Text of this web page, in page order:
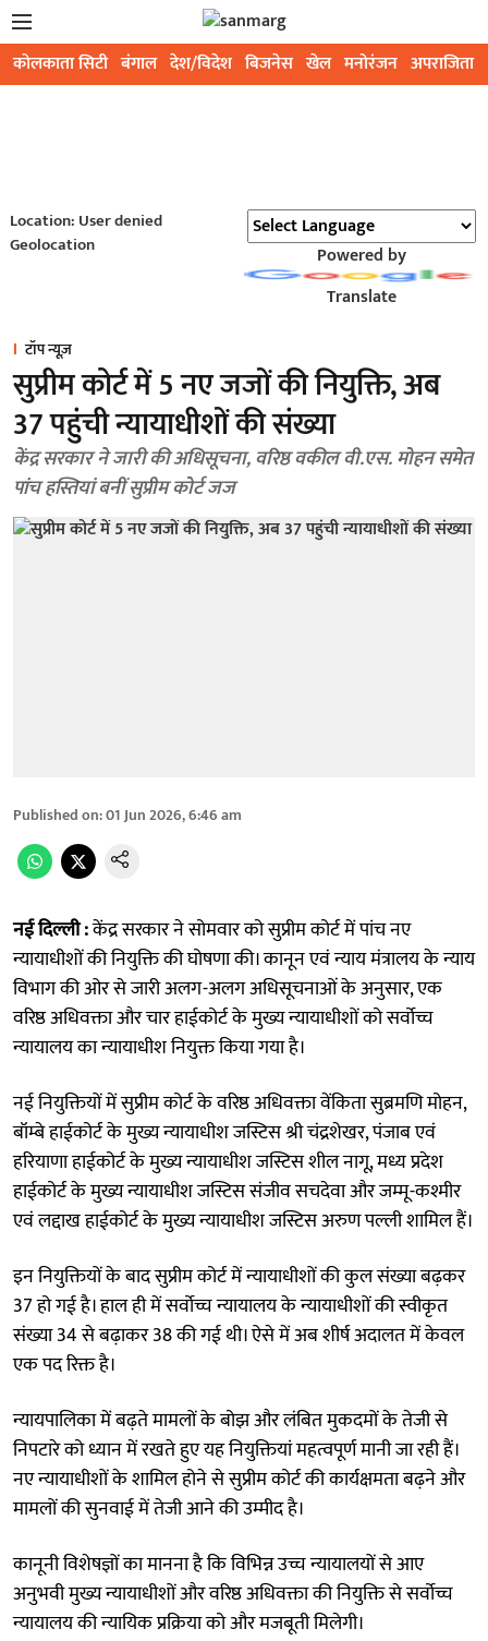
कोलकाता सिटी बंगाल देश/विदेश बिजनेस खेल मनोरंजन अपराजिता
Location: User denied
Geolocation
Powered by
Translate
टॉप न्यूज़
सुप्रीम कोर्ट में 5 नए जजों की नियुक्ति, अब
37 पहुंची न्यायाधीशों की संख्या
केंद्र सरकार ने जारी की अधिसूचना, वरिष्ठ वकील वी.एस. मोहन समेत
पांच हस्तियां बनीं सुप्रीम कोर्ट जज
Published on:01 Jun 2026, 6:46 am
नई दिल्ली :केंद्र सरकार ने सोमवार को सुप्रीम कोर्ट में पांच नए
न्यायाधीशों की नियुक्ति की घोषणा की। कानून एवं न्याय मंत्रालय के न्याय
विभाग की ओर से जारी अलग-अलग अधिसूचनाओं के अनुसार, एक
वरिष्ठ अधिवक्ता और चार हाईकोर्ट के मुख्य न्यायाधीशों को सर्वोच्च
न्यायालय का न्यायाधीश नियुक्त किया गया है।
नई नियुक्तियों में सुप्रीम कोर्ट के वरिष्ठ अधिवक्ता वेंकिता सुब्रमणि मोहन,
बॉम्बे हाईकोर्ट के मुख्य न्यायाधीश जस्टिस श्री चंद्रशेखर, पंजाब एवं
हरियाणा हाईकोर्ट के मुख्य न्यायाधीश जस्टिस शील नागू, मध्य प्रदेश
हाईकोर्ट के मुख्य न्यायाधीश जस्टिस संजीव सचदेवा और जम्मू-कश्मीर
एवं लद्दाख हाईकोर्ट के मुख्य न्यायाधीश जस्टिस अरुण पल्ली शामिल हैं।
इन नियुक्तियों के बाद सुप्रीम कोर्ट में न्यायाधीशों की कुल संख्या बढ़कर
37 हो गई है। हाल ही में सर्वोच्च न्यायालय के न्यायाधीशों की स्वीकृत
संख्या 34 से बढ़ाकर 38 की गई थी। ऐसे में अब शीर्ष अदालत में केवल
एक पद रिक्त है।
न्यायपालिका में बढ़ते मामलों के बोझ और लंबित मुकदमों के तेजी से
निपटारे को ध्यान में रखते हुए यह नियुक्तियां महत्वपूर्ण मानी जा रही हैं।
नए न्यायाधीशों के शामिल होने से सुप्रीम कोर्ट की कार्यक्षमता बढ़ने और
मामलों की सुनवाई में तेजी आने की उम्मीद है।
कानूनी विशेषज्ञों का मानना है कि विभिन्न उच्च न्यायालयों से आए
अनुभवी मुख्य न्यायाधीशों और वरिष्ठ अधिवक्ता की नियुक्ति से सर्वोच्च
न्यायालय की न्यायिक प्रक्रिया को और मजबूती मिलेगी।